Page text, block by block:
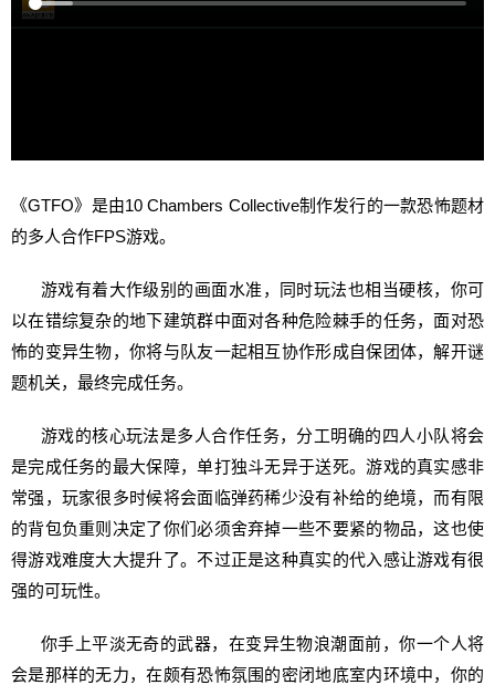
《GTFO》是由10 Chambers Collective制作发行的一款恐怖题材
的多人合作FPS游戏。
游戏有着大作级别的画面水准，同时玩法也相当硬核，你可
以在错综复杂的地下建筑群中面对各种危险棘手的任务，面对恐
怖的变异生物，你将与队友一起相互协作形成自保团体，解开谜
题机关，最终完成任务。
游戏的核心玩法是多人合作任务，分工明确的四人小队将会
是完成任务的最大保障，单打独斗无异于送死。游戏的真实感非
常强，玩家很多时候将会面临弹药稀少没有补给的绝境，而有限
的背包负重则决定了你们必须舍弃掉一些不要紧的物品，这也使
得游戏难度大大提升了。不过正是这种真实的代入感让游戏有很
强的可玩性。
你手上平淡无奇的武器，在变异生物浪潮面前，你一个人将
会是那样的无力，在颇有恐怖氛围的密闭地底室内环境中，你的